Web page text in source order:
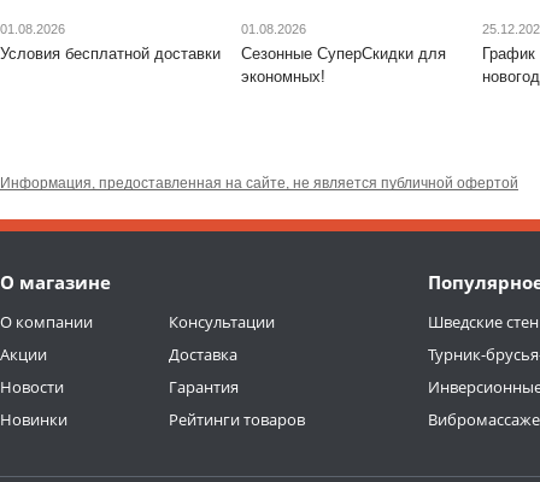
01.08.2026
Условия бесплатной доставки
01.08.2026
Сезонные СуперСкидки для
экономных!
График
Информация, предоставленная на сайте, не является публичной офертой
О магазине
О компании
Акции
Новости
Новинки
Консультации
Доставка
Гарантия
Рейтинги товаров
Шведские
Турник-